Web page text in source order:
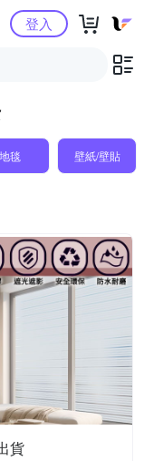
中心登入
地毯 壁紙/壁貼
貨